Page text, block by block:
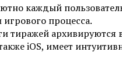
каждый
игрового процесса.
тиражей
iOS, имеет